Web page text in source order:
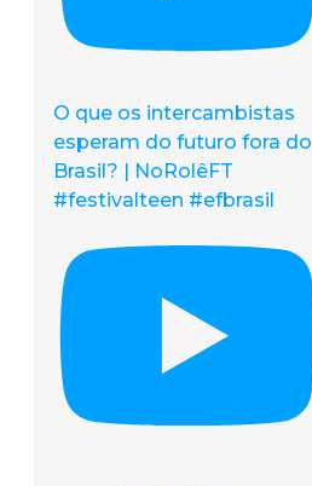
O que os intercambistas
esperam do futuro fora do
Brasil? | NoRolêFT
#festivalteen #efbrasil